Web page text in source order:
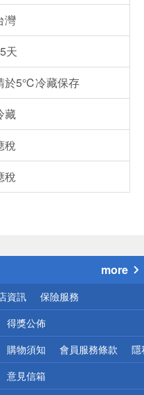
灣
天
於5℃冷藏保存
藏
稅
稅
more
資訊 保險服務
得獎公佈
購物須知 會員服務條款 隱
意見信箱